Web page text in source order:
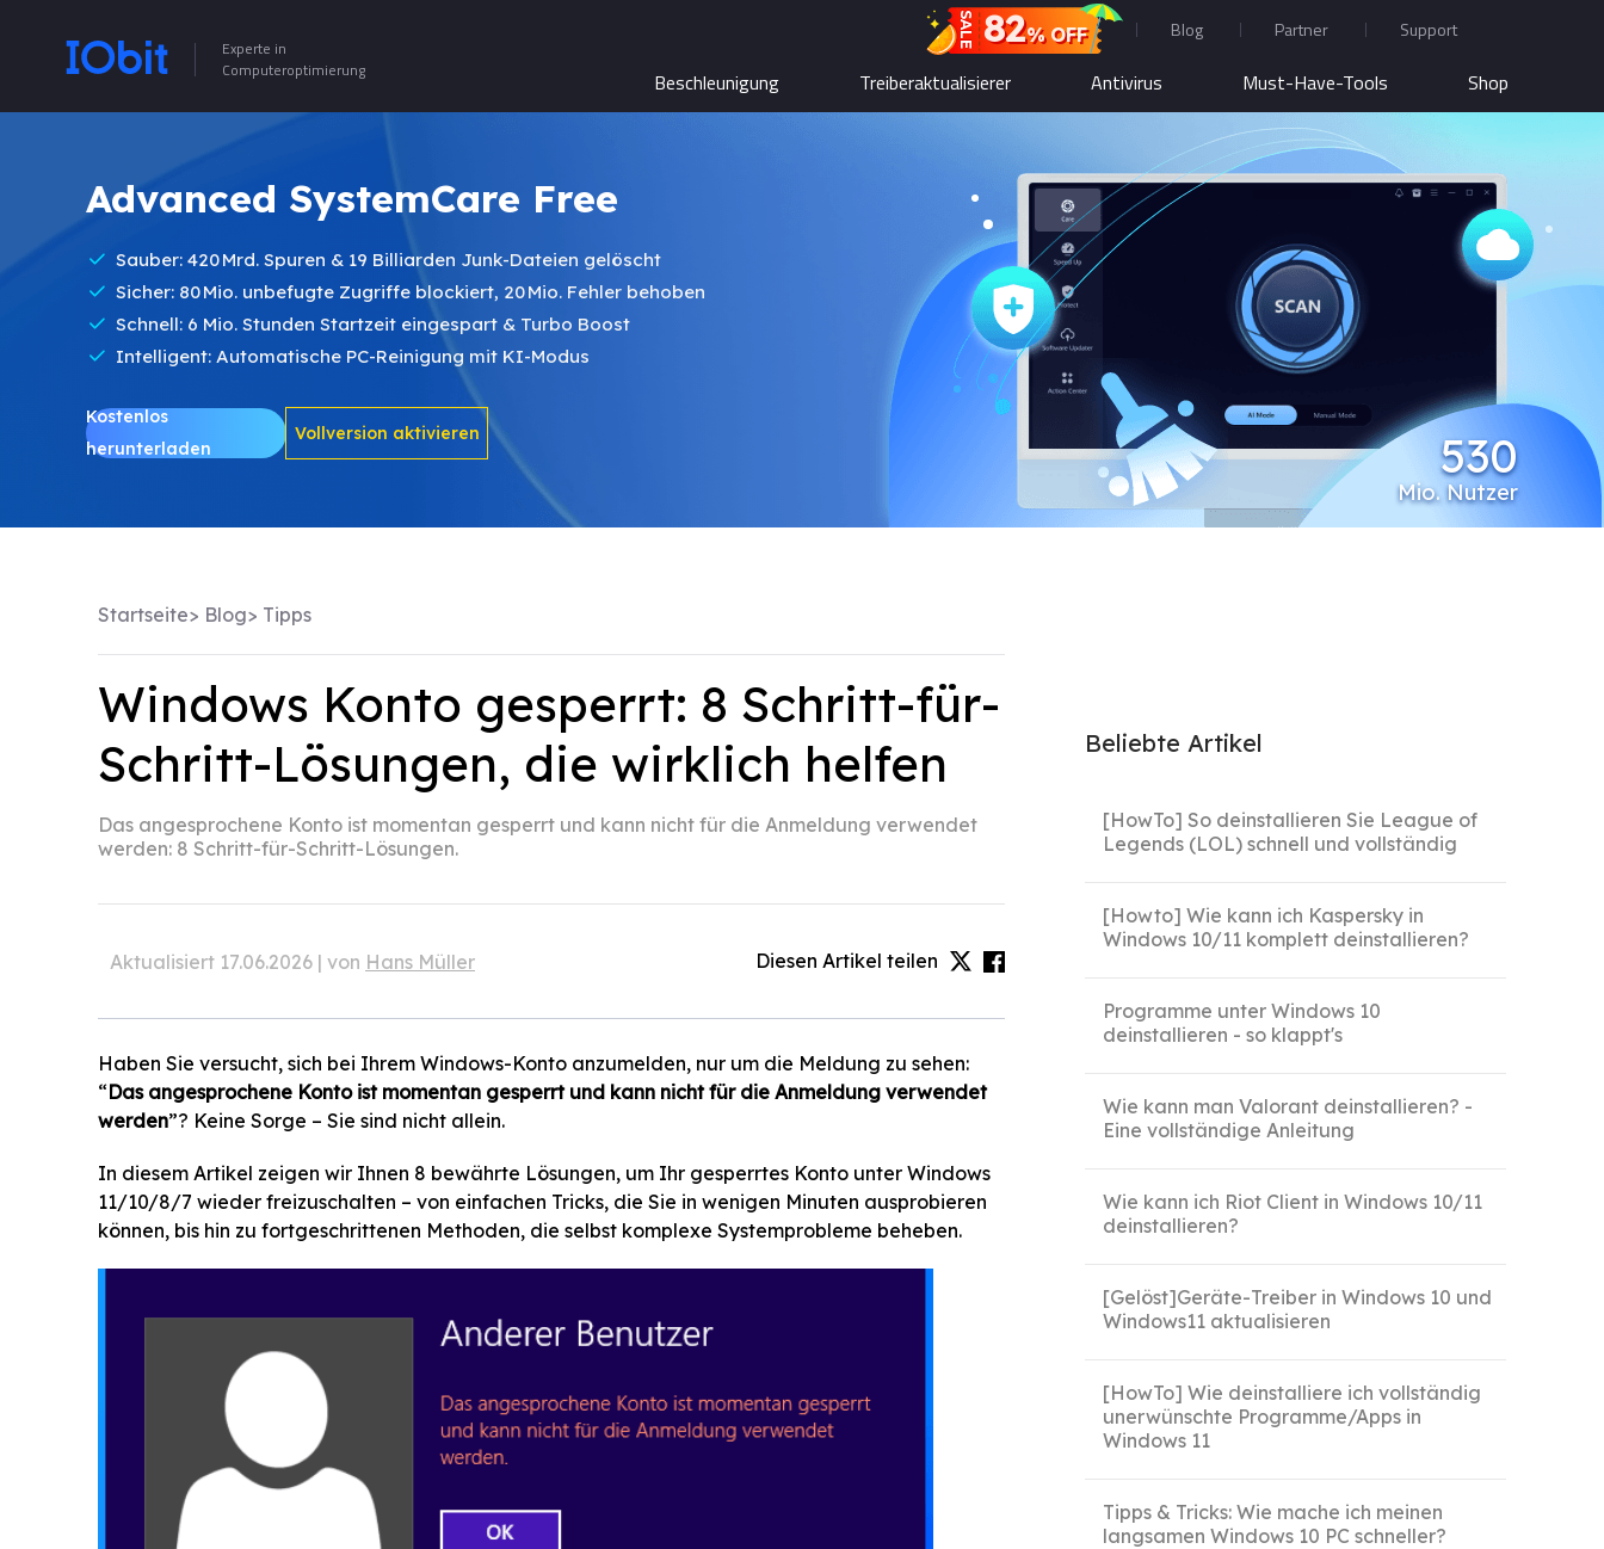
Experte in
Computeroptimierung
SALE 82% OFF Blog Partner Support
Beschleunigung Treiberaktualisierer Antivirus Must-Have-Tools Shop
Advanced SystemCare Free
Sauber: 420 Mrd. Spuren & 19 Billiarden Junk-Dateien gelöscht
Sicher: 80 Mio. unbefugte Zugriffe blockiert, 20 Mio. Fehler behoben
Schnell: 6 Mio. Stunden Startzeit eingespart & Turbo Boost
Intelligent: Automatische PC-Reinigung mit KI-Modus
530
Mio. Nutzer
Kostenlos
herunterladen
Vollversion aktivieren
Startseite> Blog> Tipps
Windows Konto gesperrt: 8 Schritt-für-
Schritt-Lösungen, die wirklich helfen
Das angesprochene Konto ist momentan gesperrt und kann nicht für die Anmeldung verwendet
werden: 8 Schritt-für-Schritt-Lösungen.
Aktualisiert 17.06.2026 | von Hans Müller Diesen Artikel teilen
Haben Sie versucht, sich bei Ihrem Windows-Konto anzumelden, nur um die Meldung zu sehen:
“Das angesprochene Konto ist momentan gesperrt und kann nicht für die Anmeldung verwendet
werden”? Keine Sorge – Sie sind nicht allein.
In diesem Artikel zeigen wir Ihnen 8 bewährte Lösungen, um Ihr gesperrtes Konto unter Windows
11/10/8/7 wieder freizuschalten – von einfachen Tricks, die Sie in wenigen Minuten ausprobieren
können, bis hin zu fortgeschrittenen Methoden, die selbst komplexe Systemprobleme beheben.
Beliebte Artikel
[HowTo] So deinstallieren Sie League of
Legends (LOL) schnell und vollständig
[Howto] Wie kann ich Kaspersky in
Windows 10/11 komplett deinstallieren?
Programme unter Windows 10
deinstallieren - so klappt's
Wie kann man Valorant deinstallieren? -
Eine vollständige Anleitung
Wie kann ich Riot Client in Windows 10/11
deinstallieren?
[Gelöst]Geräte-Treiber in Windows 10 und
Windows11 aktualisieren
[HowTo] Wie deinstalliere ich vollständig
unerwünschte Programme/Apps in
Windows 11
Tipps & Tricks: Wie mache ich meinen
langsamen Windows 10 PC schneller?